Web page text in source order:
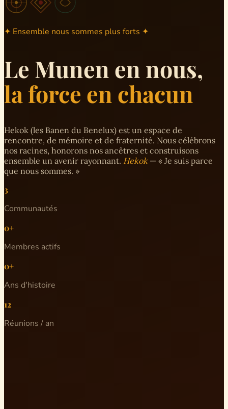
✦ Ensemble nous sommes plus forts ✦
Le Munen en nous,
la force en chacun
Hekok (les Banen du Benelux) est un espace de
rencontre, de mémoire et de fraternité. Nous célébrons
nos racines, honorons nos ancêtres et construisons
ensemble un avenir rayonnant. Hekok— « Je suis parce
que nous sommes. »
3
Communautés
0+
Membres actifs
0+
Ans d'histoire
12
Réunions / an